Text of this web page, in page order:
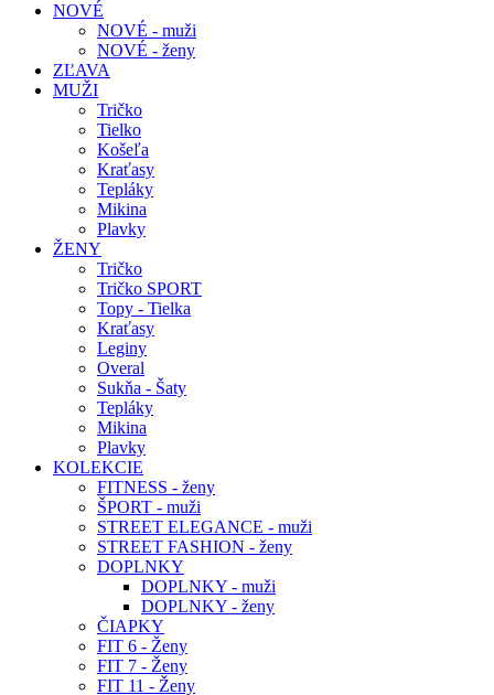
NOVÉ
NOVÉ - muži
NOVÉ - ženy
ZĽAVA
MUŽI
Tričko
Tielko
Košeľa
Kraťasy
Tepláky
Mikina
Plavky
ŽENY
Tričko
Tričko SPORT
Topy - Tielka
Kraťasy
Leginy
Overal
Sukňa - Šaty
Tepláky
Mikina
Plavky
KOLEKCIE
FITNESS - ženy
ŠPORT - muži
STREET ELEGANCE - muži
STREET FASHION - ženy
DOPLNKY
DOPLNKY - muži
DOPLNKY - ženy
ČIAPKY
FIT 6 - Ženy
FIT 7 - Ženy
FIT 11 - Ženy